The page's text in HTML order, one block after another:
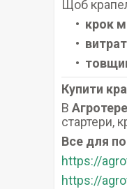
Щоб
крок
Купити
В
стартери,
Все для
https://
https://